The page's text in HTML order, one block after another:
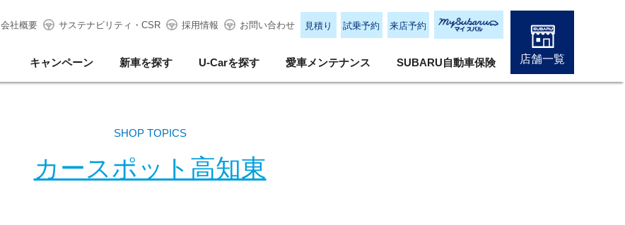
会社概要 サステナビリティ・CSR 採用情報 お問い合わせ 見積り 試乗予約 来店予約
キャンペーン 新車を探す U-Carを探す 愛車メンテナンス SUBARU自動車保険 店舗一覧
SHOP TOPICS
カースポット高知東